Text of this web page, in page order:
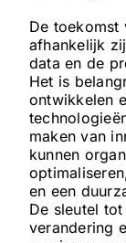
De toekomst
afhankelijk
data en de
Het is
ontwikkelen
maken van
kunnen
en een
De sleutel
verandering